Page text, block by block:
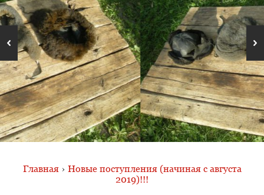
Главная › Новые поступления (начиная с августа
2019)!!!